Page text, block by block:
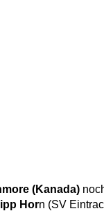
(Kanada)
Horn (SV